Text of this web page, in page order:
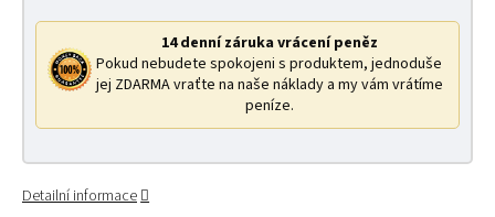
14 denní záruka vrácení peněz
Pokud nebudete spokojeni s produktem, jednoduše
jej ZDARMA vraťte na naše náklady a my vám vrátíme
peníze.
Detailní informace